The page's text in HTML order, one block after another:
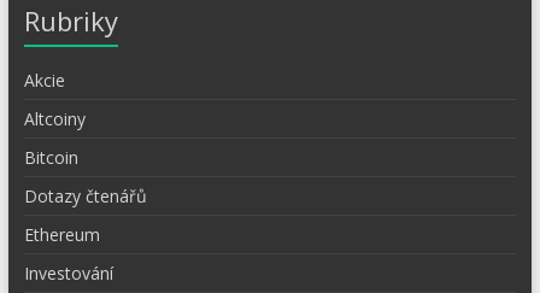
Rubriky
Akcie
Altcoiny
Bitcoin
Dotazy čtenářů
Ethereum
Investování